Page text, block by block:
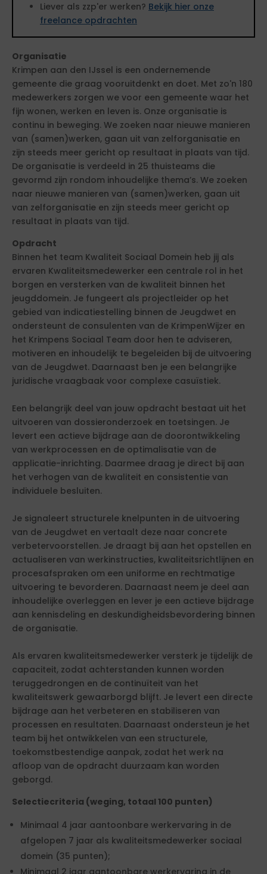
Liever als zzp'er werken? Bekijk hier onze
freelance opdrachten
Organisatie
Krimpen aan den IJssel is een ondernemende
gemeente die graag vooruitdenkt en doet. Met zo'n 180
medewerkers zorgen we voor een gemeente waar het
fijn wonen, werken en leven is. Onze organisatie is
continu in beweging. We zoeken naar nieuwe manieren
van (samen)werken, gaan uit van zelforganisatie en
zijn steeds meer gericht op resultaat in plaats van tijd.
De organisatie is verdeeld in 25 thuisteams die
gevormd zijn rondom inhoudelijke thema’s. We zoeken
naar nieuwe manieren van (samen)werken, gaan uit
van zelforganisatie en zijn steeds meer gericht op
resultaat in plaats van tijd.
Opdracht
Binnen het team Kwaliteit Sociaal Domein heb jij als
ervaren Kwaliteitsmedewerker een centrale rol in het
borgen en versterken van de kwaliteit binnen het
jeugddomein. Je fungeert als projectleider op het
gebied van indicatiestelling binnen de Jeugdwet en
ondersteunt de consulenten van de KrimpenWijzer en
het Krimpens Sociaal Team door hen te adviseren,
motiveren en inhoudelijk te begeleiden bij de uitvoering
van de Jeugdwet. Daarnaast ben je een belangrijke
juridische vraagbaak voor complexe casuïstiek.
Een belangrijk deel van jouw opdracht bestaat uit het
uitvoeren van dossieronderzoek en toetsingen. Je
levert een actieve bijdrage aan de doorontwikkeling
van werkprocessen en de optimalisatie van de
applicatie-inrichting. Daarmee draag je direct bij aan
het verhogen van de kwaliteit en consistentie van
individuele besluiten.
Je signaleert structurele knelpunten in de uitvoering
van de Jeugdwet en vertaalt deze naar concrete
verbetervoorstellen. Je draagt bij aan het opstellen en
actualiseren van werkinstructies, kwaliteitsrichtlijnen en
procesafspraken om een uniforme en rechtmatige
uitvoering te bevorderen. Daarnaast neem je deel aan
inhoudelijke overleggen en lever je een actieve bijdrage
aan kennisdeling en deskundigheidsbevordering binnen
de organisatie.
Als ervaren kwaliteitsmedewerker versterk je tijdelijk de
capaciteit, zodat achterstanden kunnen worden
teruggedrongen en de continuïteit van het
kwaliteitswerk gewaarborgd blijft. Je levert een directe
bijdrage aan het verbeteren en stabiliseren van
processen en resultaten. Daarnaast ondersteun je het
team bij het ontwikkelen van een structurele,
toekomstbestendige aanpak, zodat het werk na
afloop van de opdracht duurzaam kan worden
geborgd.
Selectiecriteria (weging, totaal 100 punten)
Minimaal 4 jaar aantoonbare werkervaring in de
afgelopen 7 jaar als kwaliteitsmedewerker sociaal
domein (35 punten);
Minimaal 2 jaar aantoonbare werkervaring in de